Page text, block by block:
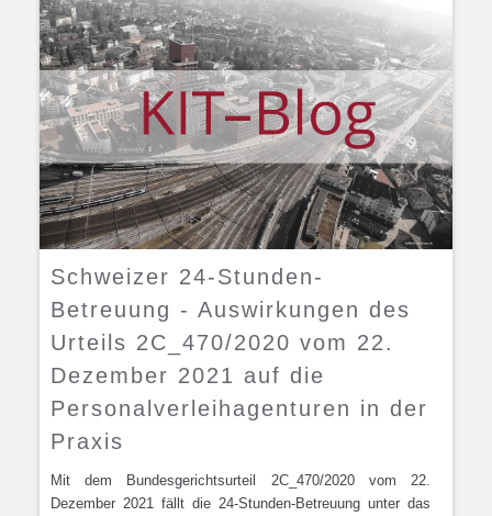
Schweizer 24-Stunden-
Betreuung - Auswirkungen des
Urteils 2C_470/2020 vom 22.
Dezember 2021 auf die
Personalverleihagenturen in der
Praxis
Mit dem Bundesgerichtsurteil 2C_470/2020 vom 22.
Dezember 2021 fällt die 24-Stunden-Betreuung unter das